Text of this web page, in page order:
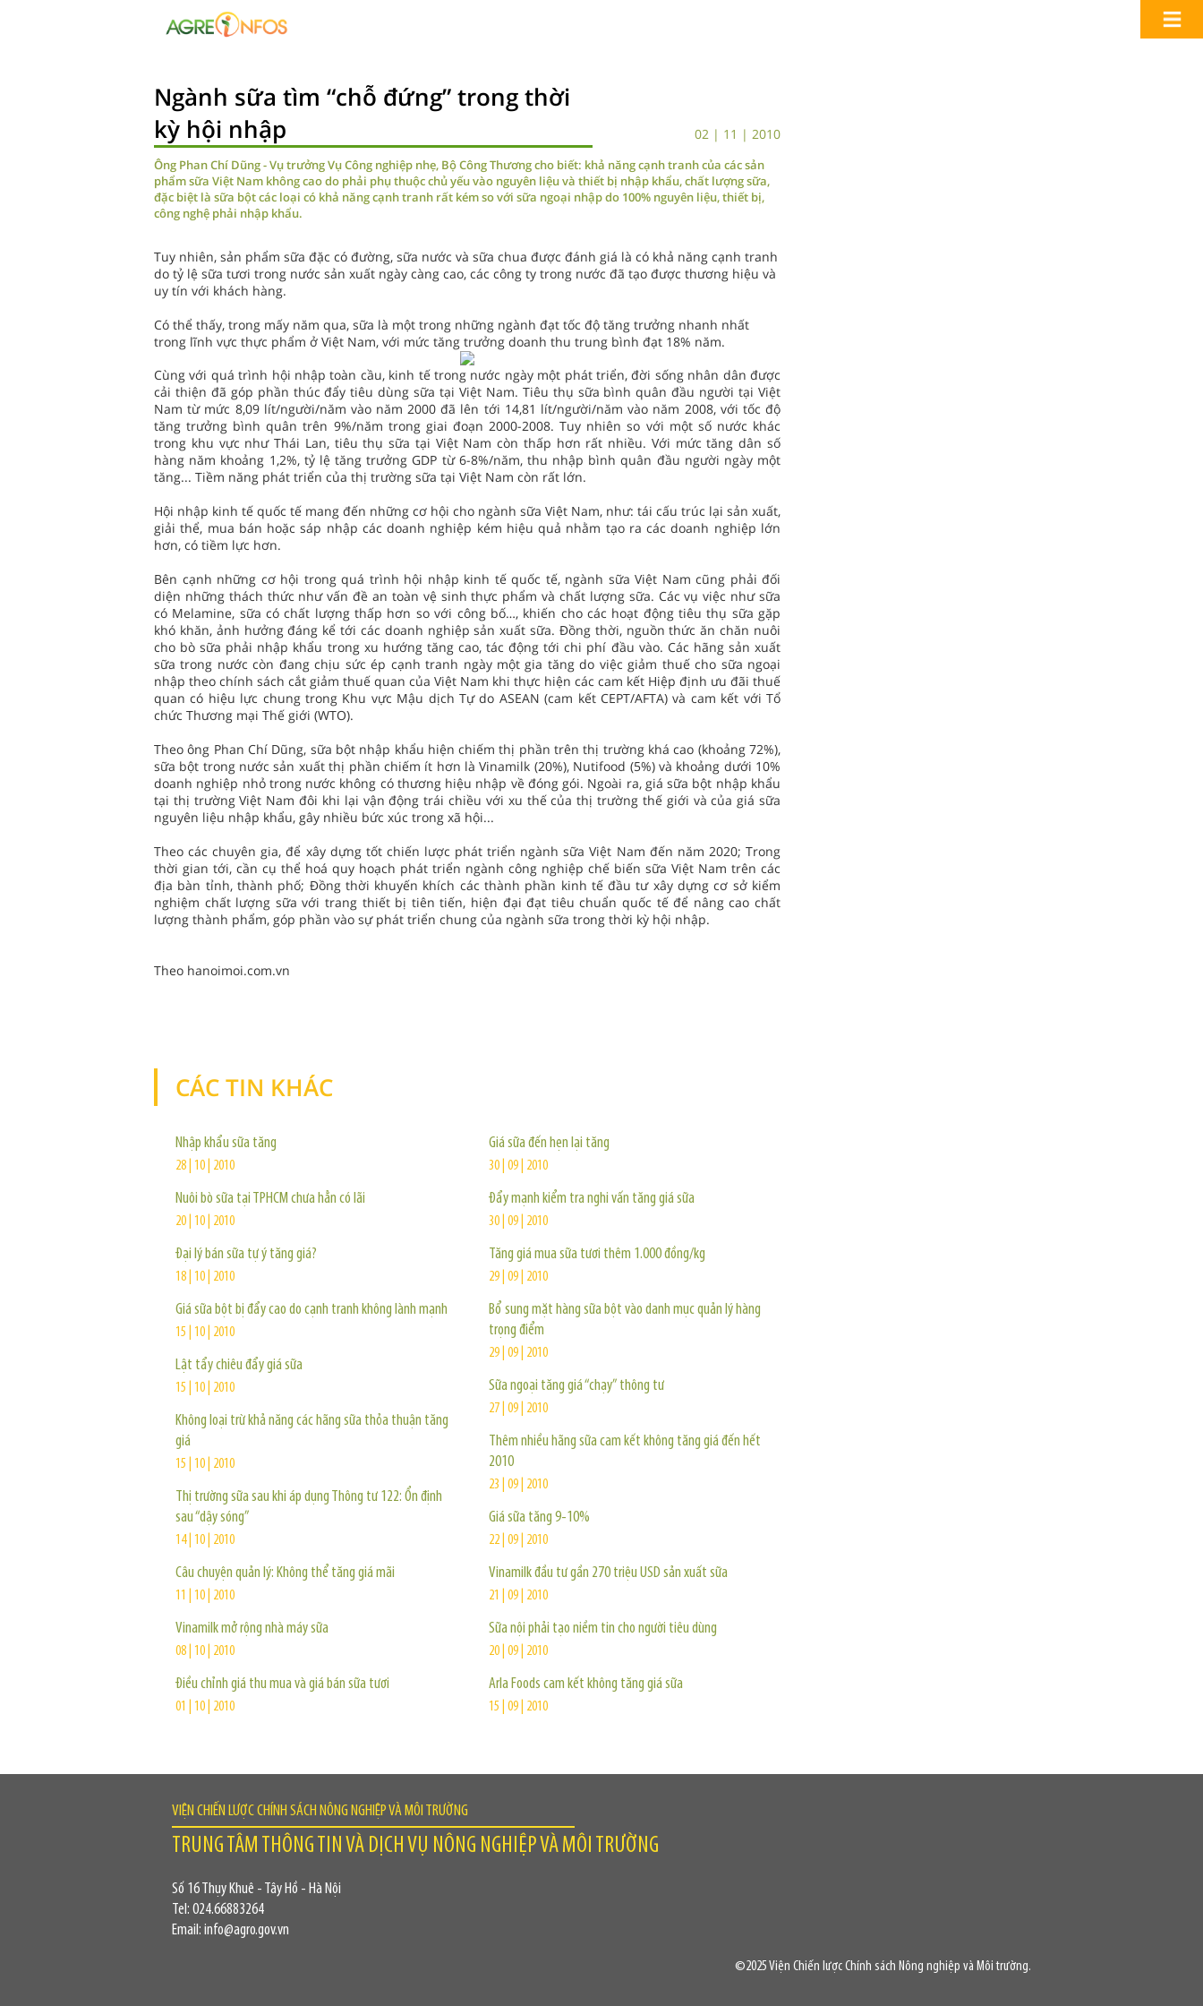
Ngành sữa tìm “chỗ đứng” trong thời
kỳ hội nhập
02 | 11 | 2010
Ông Phan Chí Dũng - Vụ trưởng Vụ Công nghiệp nhẹ, Bộ Công Thương cho biết: khả năng cạnh tranh của các sản
phẩm sữa Việt Nam không cao do phải phụ thuộc chủ yếu vào nguyên liệu và thiết bị nhập khẩu, chất lượng sữa,
đặc biệt là sữa bột các loại có khả năng cạnh tranh rất kém so với sữa ngoại nhập do 100% nguyên liệu, thiết bị,
công nghệ phải nhập khẩu.
Tuy nhiên, sản phẩm sữa đặc có đường, sữa nước và sữa chua được đánh giá là có khả năng cạnh tranh
do tỷ lệ sữa tươi trong nước sản xuất ngày càng cao, các công ty trong nước đã tạo được thương hiệu và
uy tín với khách hàng.
Có thể thấy, trong mấy năm qua, sữa là một trong những ngành đạt tốc độ tăng trưởng nhanh nhất
trong lĩnh vực thực phẩm ở Việt Nam, với mức tăng trưởng doanh thu trung bình đạt 18% năm.
Cùng với quá trình hội nhập toàn cầu, kinh tế trong nước ngày một phát triển, đời sống nhân dân được
cải thiện đã góp phần thúc đẩy tiêu dùng sữa tại Việt Nam. Tiêu thụ sữa bình quân đầu người tại Việt
Nam từ mức 8,09 lít/người/năm vào năm 2000 đã lên tới 14,81 lít/người/năm vào năm 2008, với tốc độ
tăng trưởng bình quân trên 9%/năm trong giai đoạn 2000-2008. Tuy nhiên so với một số nước khác
trong khu vực như Thái Lan, tiêu thụ sữa tại Việt Nam còn thấp hơn rất nhiều. Với mức tăng dân số
hàng năm khoảng 1,2%, tỷ lệ tăng trưởng GDP từ 6-8%/năm, thu nhập bình quân đầu người ngày một
tăng... Tiềm năng phát triển của thị trường sữa tại Việt Nam còn rất lớn.
Hội nhập kinh tế quốc tế mang đến những cơ hội cho ngành sữa Việt Nam, như: tái cấu trúc lại sản xuất,
giải thể, mua bán hoặc sáp nhập các doanh nghiệp kém hiệu quả nhằm tạo ra các doanh nghiệp lớn
hơn, có tiềm lực hơn.
Bên cạnh những cơ hội trong quá trình hội nhập kinh tế quốc tế, ngành sữa Việt Nam cũng phải đối
diện những thách thức như vấn đề an toàn vệ sinh thực phẩm và chất lượng sữa. Các vụ việc như sữa
có Melamine, sữa có chất lượng thấp hơn so với công bố…, khiến cho các hoạt động tiêu thụ sữa gặp
khó khăn, ảnh hưởng đáng kể tới các doanh nghiệp sản xuất sữa. Đồng thời, nguồn thức ăn chăn nuôi
cho bò sữa phải nhập khẩu trong xu hướng tăng cao, tác động tới chi phí đầu vào. Các hãng sản xuất
sữa trong nước còn đang chịu sức ép cạnh tranh ngày một gia tăng do việc giảm thuế cho sữa ngoại
nhập theo chính sách cắt giảm thuế quan của Việt Nam khi thực hiện các cam kết Hiệp định ưu đãi thuế
quan có hiệu lực chung trong Khu vực Mậu dịch Tự do ASEAN (cam kết CEPT/AFTA) và cam kết với Tổ
chức Thương mại Thế giới (WTO).
Theo ông Phan Chí Dũng, sữa bột nhập khẩu hiện chiếm thị phần trên thị trường khá cao (khoảng 72%),
sữa bột trong nước sản xuất thị phần chiếm ít hơn là Vinamilk (20%), Nutifood (5%) và khoảng dưới 10%
doanh nghiệp nhỏ trong nước không có thương hiệu nhập về đóng gói. Ngoài ra, giá sữa bột nhập khẩu
tại thị trường Việt Nam đôi khi lại vận động trái chiều với xu thế của thị trường thế giới và của giá sữa
nguyên liệu nhập khẩu, gây nhiều bức xúc trong xã hội...
Theo các chuyên gia, để xây dựng tốt chiến lược phát triển ngành sữa Việt Nam đến năm 2020; Trong
thời gian tới, cần cụ thể hoá quy hoạch phát triển ngành công nghiệp chế biến sữa Việt Nam trên các
địa bàn tỉnh, thành phố; Đồng thời khuyến khích các thành phần kinh tế đầu tư xây dựng cơ sở kiểm
nghiệm chất lượng sữa với trang thiết bị tiên tiến, hiện đại đạt tiêu chuẩn quốc tế để nâng cao chất
lượng thành phẩm, góp phần vào sự phát triển chung của ngành sữa trong thời kỳ hội nhập.
Theo hanoimoi.com.vn
CÁC TIN KHÁC
Nhập khẩu sữa tăng
28 | 10 | 2010
Nuôi bò sữa tại TPHCM chưa hẳn có lãi
20 | 10 | 2010
Đại lý bán sữa tự ý tăng giá?
18 | 10 | 2010
Giá sữa bột bị đẩy cao do cạnh tranh không lành mạnh
15 | 10 | 2010
Lật tẩy chiêu đẩy giá sữa
15 | 10 | 2010
Không loại trừ khả năng các hãng sữa thỏa thuận tăng
giá
15 | 10 | 2010
Thị trường sữa sau khi áp dụng Thông tư 122: Ổn định
sau “dậy sóng”
14 | 10 | 2010
Câu chuyện quản lý: Không thể tăng giá mãi
11 | 10 | 2010
Vinamilk mở rộng nhà máy sữa
08 | 10 | 2010
Điều chỉnh giá thu mua và giá bán sữa tươi
01 | 10 | 2010
Giá sữa đến hẹn lại tăng
30 | 09 | 2010
Đẩy mạnh kiểm tra nghi vấn tăng giá sữa
30 | 09 | 2010
Tăng giá mua sữa tươi thêm 1.000 đồng/kg
29 | 09 | 2010
Bổ sung mặt hàng sữa bột vào danh mục quản lý hàng
trọng điểm
29 | 09 | 2010
Sữa ngoại tăng giá “chạy” thông tư
27 | 09 | 2010
Thêm nhiều hãng sữa cam kết không tăng giá đến hết
2010
23 | 09 | 2010
Giá sữa tăng 9-10%
22 | 09 | 2010
Vinamilk đầu tư gần 270 triệu USD sản xuất sữa
21 | 09 | 2010
Sữa nội phải tạo niềm tin cho người tiêu dùng
20 | 09 | 2010
Arla Foods cam kết không tăng giá sữa
15 | 09 | 2010
VIỆN CHIẾN LƯỢC CHÍNH SÁCH NÔNG NGHIỆP VÀ MÔI TRƯỜNG
TRUNG TÂM THÔNG TIN VÀ DỊCH VỤ NÔNG NGHIỆP VÀ MÔI TRƯỜNG
Số 16 Thụy Khuê - Tây Hồ - Hà Nội
Tel: 024.66883264
Email: info@agro.gov.vn
©2025 Viện Chiến lược Chính sách Nông nghiệp và Môi trường.